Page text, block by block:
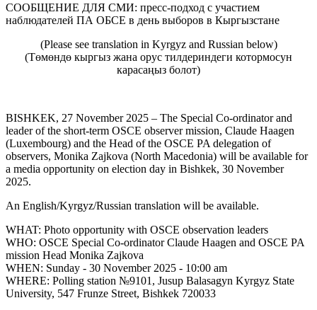
СООБЩЕНИЕ ДЛЯ СМИ: пресс-подход с участием
наблюдателей ПА ОБСЕ в день выборов в Кыргызстане
(Please see translation in Kyrgyz and Russian below)
(Төмөндө кыргыз жана орус тилдериндеги котормосун
карасаңыз болот)
BISHKEK, 27 November 2025 – The Special Co-ordinator and
leader of the short-term OSCE observer mission, Claude Haagen
(Luxembourg) and the Head of the OSCE PA delegation of
observers, Monika Zajkova (North Macedonia) will be available for
a media opportunity on election day in Bishkek, 30 November
2025.
An English/Kyrgyz/Russian translation will be available.
WHAT: Photo opportunity with OSCE observation leaders
WHO: OSCE Special Co-ordinator Claude Haagen and OSCE PA
mission Head Monika Zajkova
WHEN: Sunday - 30 November 2025 - 10:00 am
WHERE: Polling station №9101, Jusup Balasagyn Kyrgyz State
University, 547 Frunze Street, Bishkek 720033